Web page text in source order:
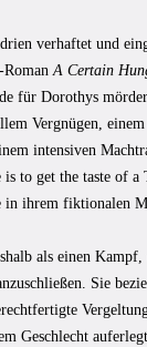
verhaftet und
A Certain
für Dorothys
Vergnügen,
intensiven
to get the taste of
in ihrem fiktionalen
als einen
Sie
Geschlecht